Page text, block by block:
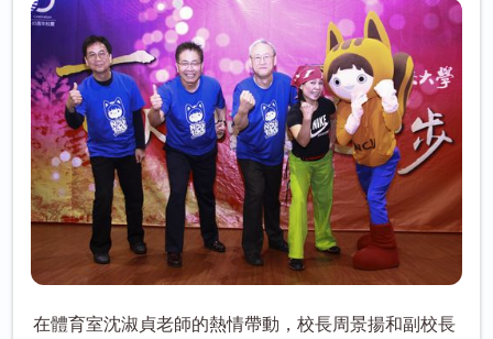
在體育室沈淑貞老師的熱情帶動，校長周景揚和副校長